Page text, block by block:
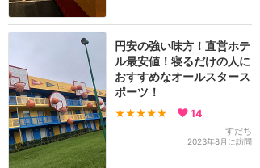
円安の強い味方！直営ホテ
ル最安値！寝るだけの人に
おすすめなオールスタース
ポーツ！
★★★★★ 14
すだち
2023年8月に訪問